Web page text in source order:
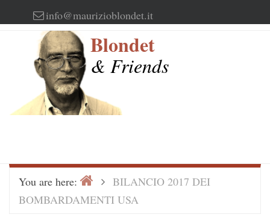
to
info@maurizioblondet.it
Blondet
& Friends
You are here: HomeBILANCIO 2017 DEI
BOMBARDAMENTI USA